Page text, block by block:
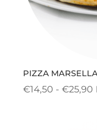
PIZZA
€14,50 - €25,90